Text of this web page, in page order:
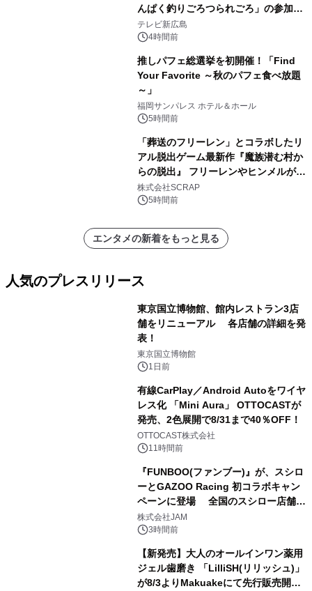
んぱく釣りごろつられごろ」の参加小
学生を募集
テレビ新広島
4時間前
推しパフェ総選挙を初開催！「Find
Your Favorite ～秋のパフェ食べ放題
～」
福岡サンパレス ホテル＆ホール
5時間前
「葬送のフリーレン」とコラボしたリ
アル脱出ゲーム最新作『魔族潜む村か
らの脱出』 フリーレンやヒンメルが武
器を手に魔族を見据える描き下ろしメ
インビジュアル公開
株式会社SCRAP
5時間前
エンタメの新着をもっと見る
人気のプレスリリース
東京国立博物館、館内レストラン3店
舗をリニューアル 各店舗の詳細を発
表！
東京国立博物館
1日前
有線CarPlay／Android Autoをワイヤ
レス化 「Mini Aura」 OTTOCASTが
発売、2色展開で8/31まで40％OFF！
OTTOCAST株式会社
11時間前
『FUNBOO(ファンブー)』が、スシロ
ーとGAZOO Racing 初コラボキャン
ペーンに登場 全国のスシロー店舗で
GR 4車種の FUNBOO(ミニカー)付き
メニューが展開されます
株式会社JAM
3時間前
【新発売】大人のオールインワン薬用
ジェル歯磨き 「LilliSH(リリッシュ)」
が8/3よりMakuakeにて先行販売開